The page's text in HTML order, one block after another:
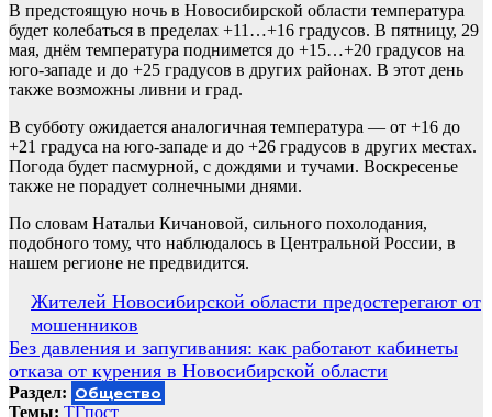
В предстоящую ночь в Новосибирской области температура
будет колебаться в пределах +11…+16 градусов. В пятницу, 29
мая, днём температура поднимется до +15…+20 градусов на
юго-западе и до +25 градусов в других районах. В этот день
также возможны ливни и град.
В субботу ожидается аналогичная температура — от +16 до
+21 градуса на юго-западе и до +26 градусов в других местах.
Погода будет пасмурной, с дождями и тучами. Воскресенье
также не порадует солнечными днями.
По словам Натальи Кичановой, сильного похолодания,
подобного тому, что наблюдалось в Центральной России, в
нашем регионе не предвидится.
Навигация
по
записям
Жителей Новосибирской области предостерегают от
мошенников
Без давления и запугивания: как работают кабинеты
отказа от курения в Новосибирской области
Раздел: Общество
Темы: ТГпост